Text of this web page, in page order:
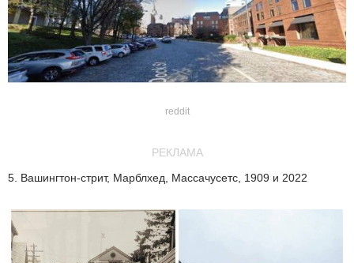
reddit
РЕКЛАМА
5. Вашингтон-стрит, Марблхед, Массачусетс, 1909 и 2022